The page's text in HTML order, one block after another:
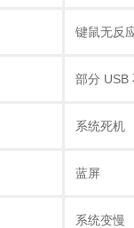
键鼠无反
部分 USB
系统死机
蓝屏
系统变慢